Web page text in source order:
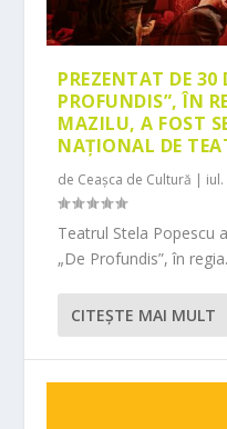
PREZENTAT DE
PROFUNDIS”, ÎN
MAZILU, A FOST
NAȚIONAL DE
de Ceașca de Cultură |
Teatrul Stela Popescu
„De Profundis”, în
CITEŞTE MAI MULT